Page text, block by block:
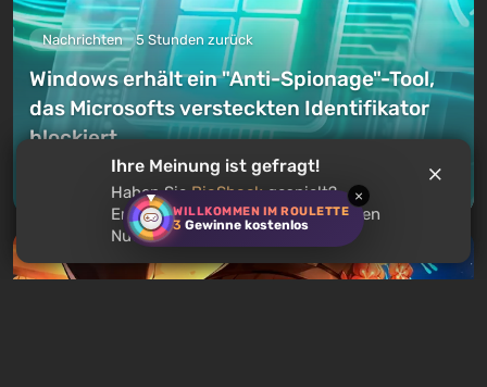
WILLKOMMEN IM ROULETTE
3 Gewinne kostenlos
×
Nachrichten 5 Stunden zurück
Windows erhält ein "Anti-Spionage"-Tool,
das Microsofts versteckten Identifikator
blockiert
Einen Kommentar hinterlassen
Ihre Meinung ist gefragt!
Haben SieBioShockgespielt?
Empfehlen Sie dieses Spiel anderen
Nutzern?